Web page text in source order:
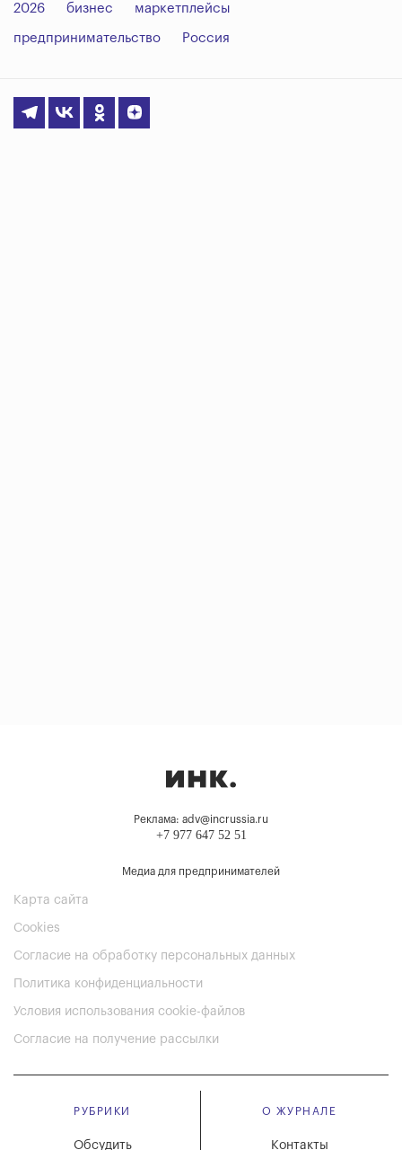
2026 бизнес маркетплейсы
предпринимательство Россия
Реклама: adv@incrussia.ru
+7 977 647 52 51
Медиа для предпринимателей
Карта сайта
Cookies
Согласие на обработку персональных данных
Политика конфиденциальности
Условия использования cookie-файлов
Согласие на получение рассылки
РУБРИКИ
Обсудить
О ЖУРНАЛЕ
Контакты